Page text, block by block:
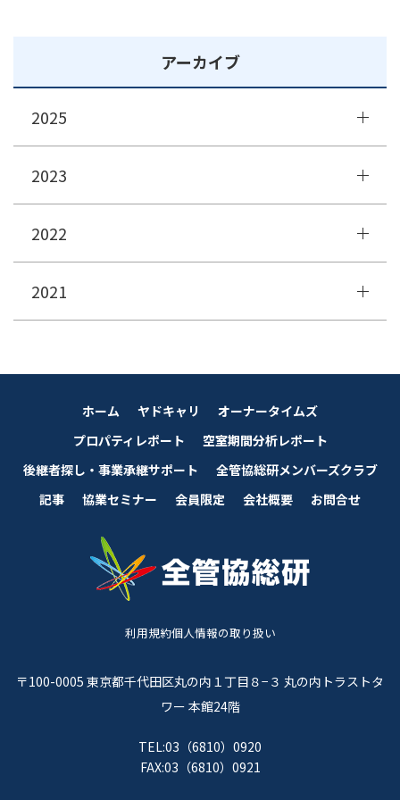
アーカイブ
2025
2023
2022
2021
ホーム ヤドキャリ
オーナータイムズ
プロパティレポート
空室期間分析レポート
後継者探し・事業承継サポート
全管協総研メンバーズクラブ
記事
協業セミナー 会員限定 会社概要 お問合せ
利用規約個人情報の取り扱い
〒100-0005 東京都千代田区丸の内１丁目８−３ 丸の内トラストタ
ワー 本館24階
TEL:03（6810）0920
FAX:03（6810）0921